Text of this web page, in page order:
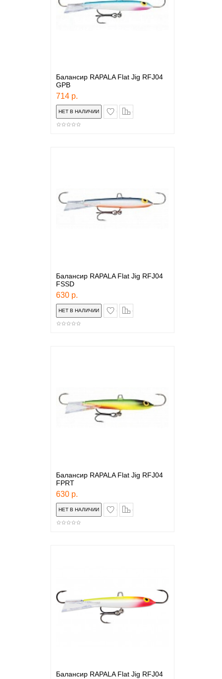
Балансир RAPALA Flat Jig RFJ04
GPB
714 р.
в закладки
Балансир RAPALA Flat Jig RFJ04
FSSD
630 р.
в закладки
Балансир RAPALA Flat Jig RFJ04
FPRT
630 р.
в закладки
Балансир RAPALA Flat Jig RFJ04